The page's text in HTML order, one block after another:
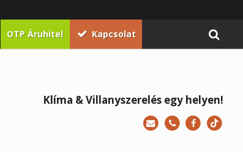
OTP Áruhitel Kapcsolat
Klíma & Villanyszerelés egy helyen!